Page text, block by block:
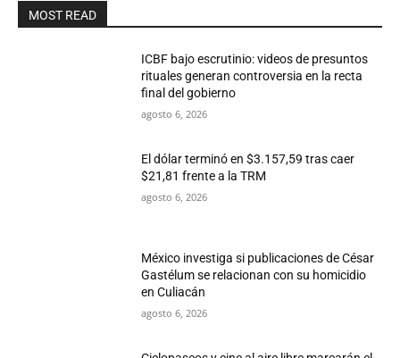
MOST READ
ICBF bajo escrutinio: videos de presuntos
rituales generan controversia en la recta
final del gobierno
agosto 6, 2026
El dólar terminó en $3.157,59 tras caer
$21,81 frente a la TRM
agosto 6, 2026
México investiga si publicaciones de César
Gastélum se relacionan con su homicidio
en Culiacán
agosto 6, 2026